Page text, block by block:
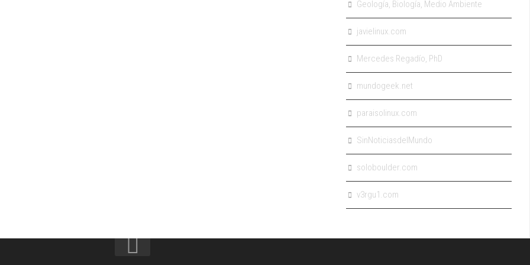
Geología, Biología, Medio Ambiente
javielinux.com
Mercedes Regadío, PhD
mundogeek.net
paraisolinux.com
SinNoticiasdelMundo
soloboulder.com
v3rgu1.com